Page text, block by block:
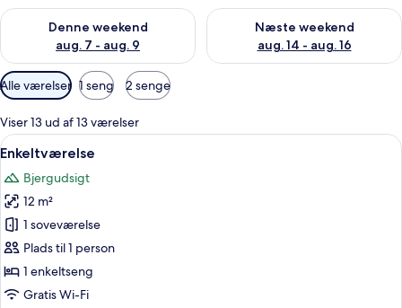
Denne weekend
aug. 7 - aug. 9
Tjek tilgængelighed for denne weekend aug. 7 - aug. 9
Næste weekend
aug. 14 - aug. 16
Tjek tilgængelighed for næste
Tilgængelige
filtre
for
værelser
Alle værelser 1 seng 2 senge
Viser 13 ud af 13 værelser
Indlæs
alle
billeder
af
Enkeltværelse
Et soveværelse med skråvæg,
6
Enkeltværelse
Bjergudsigt
12 m²
1 soveværelse
Plads til 1 person
1 enkeltseng
Gratis Wi-Fi